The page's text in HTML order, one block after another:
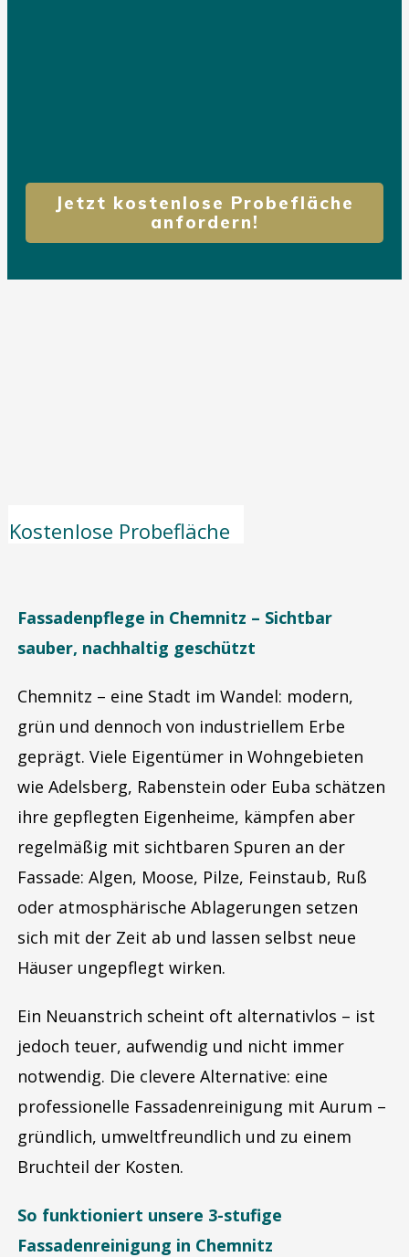
Jetzt kostenlose Probefläche
anfordern!
Kostenlose Probefläche
Fassadenpflege in Chemnitz – Sichtbar
sauber, nachhaltig geschützt
Chemnitz – eine Stadt im Wandel: modern,
grün und dennoch von industriellem Erbe
geprägt. Viele Eigentümer in Wohngebieten
wie Adelsberg, Rabenstein oder Euba schätzen
ihre gepflegten Eigenheime, kämpfen aber
regelmäßig mit sichtbaren Spuren an der
Fassade: Algen, Moose, Pilze, Feinstaub, Ruß
oder atmosphärische Ablagerungen setzen
sich mit der Zeit ab und lassen selbst neue
Häuser ungepflegt wirken.
Ein Neuanstrich scheint oft alternativlos – ist
jedoch teuer, aufwendig und nicht immer
notwendig. Die clevere Alternative: eine
professionelle Fassadenreinigung mit Aurum –
gründlich, umweltfreundlich und zu einem
Bruchteil der Kosten.
So funktioniert unsere 3-stufige
Fassadenreinigung in Chemnitz